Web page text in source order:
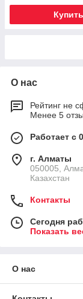
Купить
О нас
Рейтинг не
Менее 5
Работает с
г. Алматы
050005,
Казахстан
Контакты
Сегодня
Показать
О нас